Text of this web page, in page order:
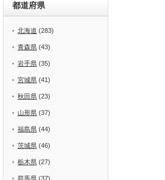
都道府県
北海道 (283)
青森県 (43)
岩手県 (35)
宮城県 (41)
秋田県 (23)
山形県 (37)
福島県 (44)
茨城県 (46)
栃木県 (27)
群馬県 (37)